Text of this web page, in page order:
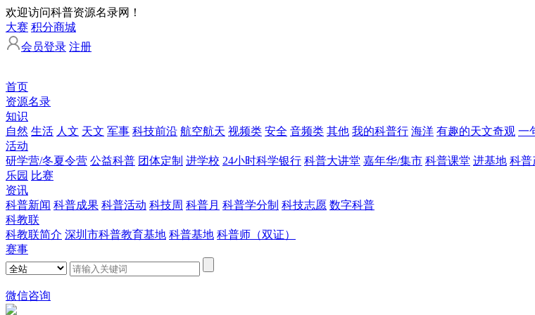
欢迎访问科普资源名录网！
大赛 积分商城
会员登录 注册
首页
资源名录
知识
自然 生活 人文 天文 军事 科技前沿 航空航天 视频类 安全 音频类 其他 我的科普行 海洋 有趣的天文奇观 一
活动
研学营/冬夏令营 公益科普 团体定制 进学校 24小时科学银行 科普大讲堂 嘉年华/集市 科普课堂 进基地 科普
乐园 比赛
资讯
科普新闻 科普成果 科普活动 科技周 科普月 科普学分制 科技志愿 数字科普
科教联
科教联简介 深圳市科普教育基地 科普基地 科普师（双证）
赛事
微信咨询